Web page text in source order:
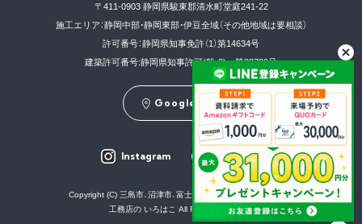
〒411-0903 静岡県駿東郡清水町堂庭241-22
施工エリア：静岡中部・静岡東部・伊豆全域（その他地域は要相談）
許可番号：静岡県知事免許（1）第14634号
建築許可番号:静岡県知事許可(般-3) 第38739号
GoogleMap
Instagram Facebook
Copyright (C) 三島市、沼津市、富士市、静岡市の新築注文住宅は
工務店の いろはこ All Rights Reserved.